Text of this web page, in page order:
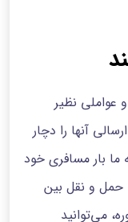
عواملی نظیر
آنها را دچار
ما بار مسافری خود
حمل و نقل بین
می‌توانید